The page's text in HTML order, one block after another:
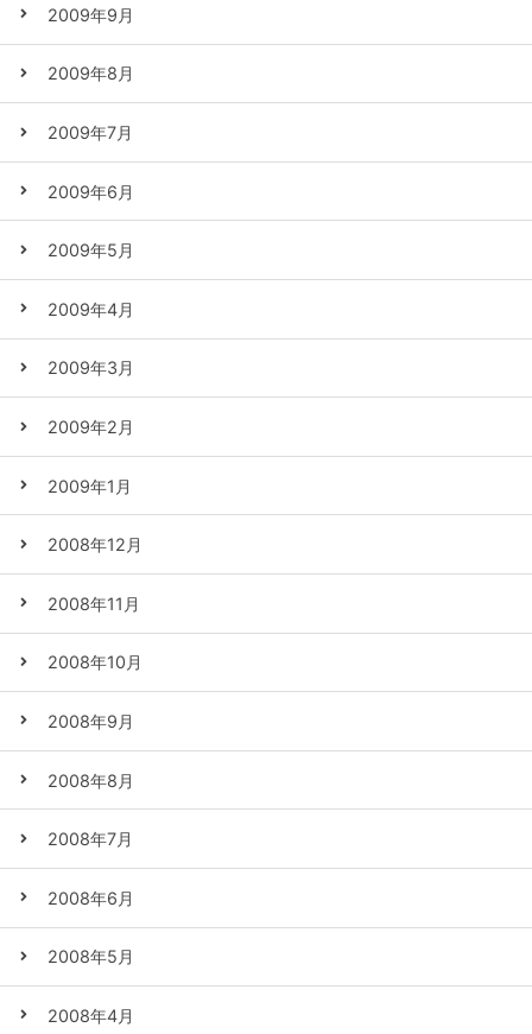
2009年9月
2009年8月
2009年7月
2009年6月
2009年5月
2009年4月
2009年3月
2009年2月
2009年1月
2008年12月
2008年11月
2008年10月
2008年9月
2008年8月
2008年7月
2008年6月
2008年5月
2008年4月